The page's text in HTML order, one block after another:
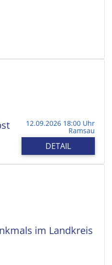
12.09.2026 18:00 Uhr
Ramsau
DETAIL
im Landkreis